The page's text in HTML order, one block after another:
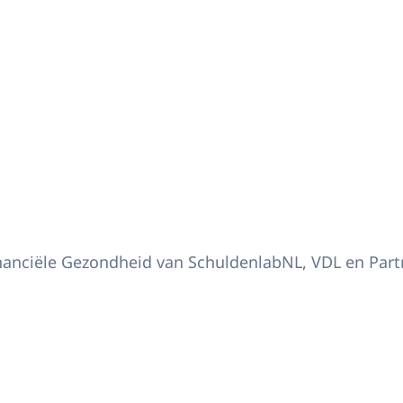
bij
Gezondheid van SchuldenlabNL, VDL en